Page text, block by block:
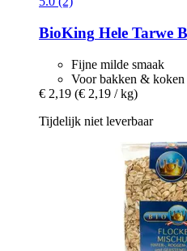
BioKing Hele Tarwe
Fijne milde smaak
Voor bakken & koken
€ 2,19 (€ 2,19 / kg)
Tijdelijk niet leverbaar